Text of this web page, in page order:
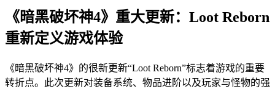
《暗黑破坏神4》重大更新：Loot Reborn
重新定义游戏体验
《暗黑破坏神4》的很新更新“Loot Reborn”标志着游戏的重要
转折点。此次更新对装备系统、物品进阶以及玩家与怪物的强